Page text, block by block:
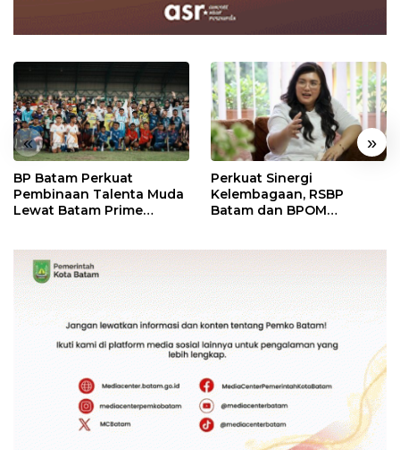
« »
BP Batam Perkuat
Pembinaan Talenta Muda
Lewat Batam Prime
Perkuat Sinergi
Kelembagaan, RSBP
Batam dan BPOM